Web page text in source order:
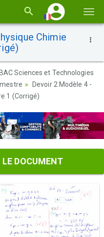
la
Chimie
Sciences et Technologies
Devoir 2 Modèle 4 -
1 (Corrigé)
DOCUMENT